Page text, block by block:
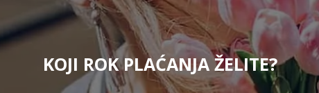
KOJI ROK PLAĆANJA ŽELITE?